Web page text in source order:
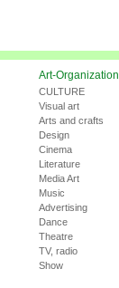
Art-Organization
CULTURE
Visual art
Arts and crafts
Design
Cinema
Literature
Media Art
Music
Advertising
Dance
Theatre
TV, radio
Show